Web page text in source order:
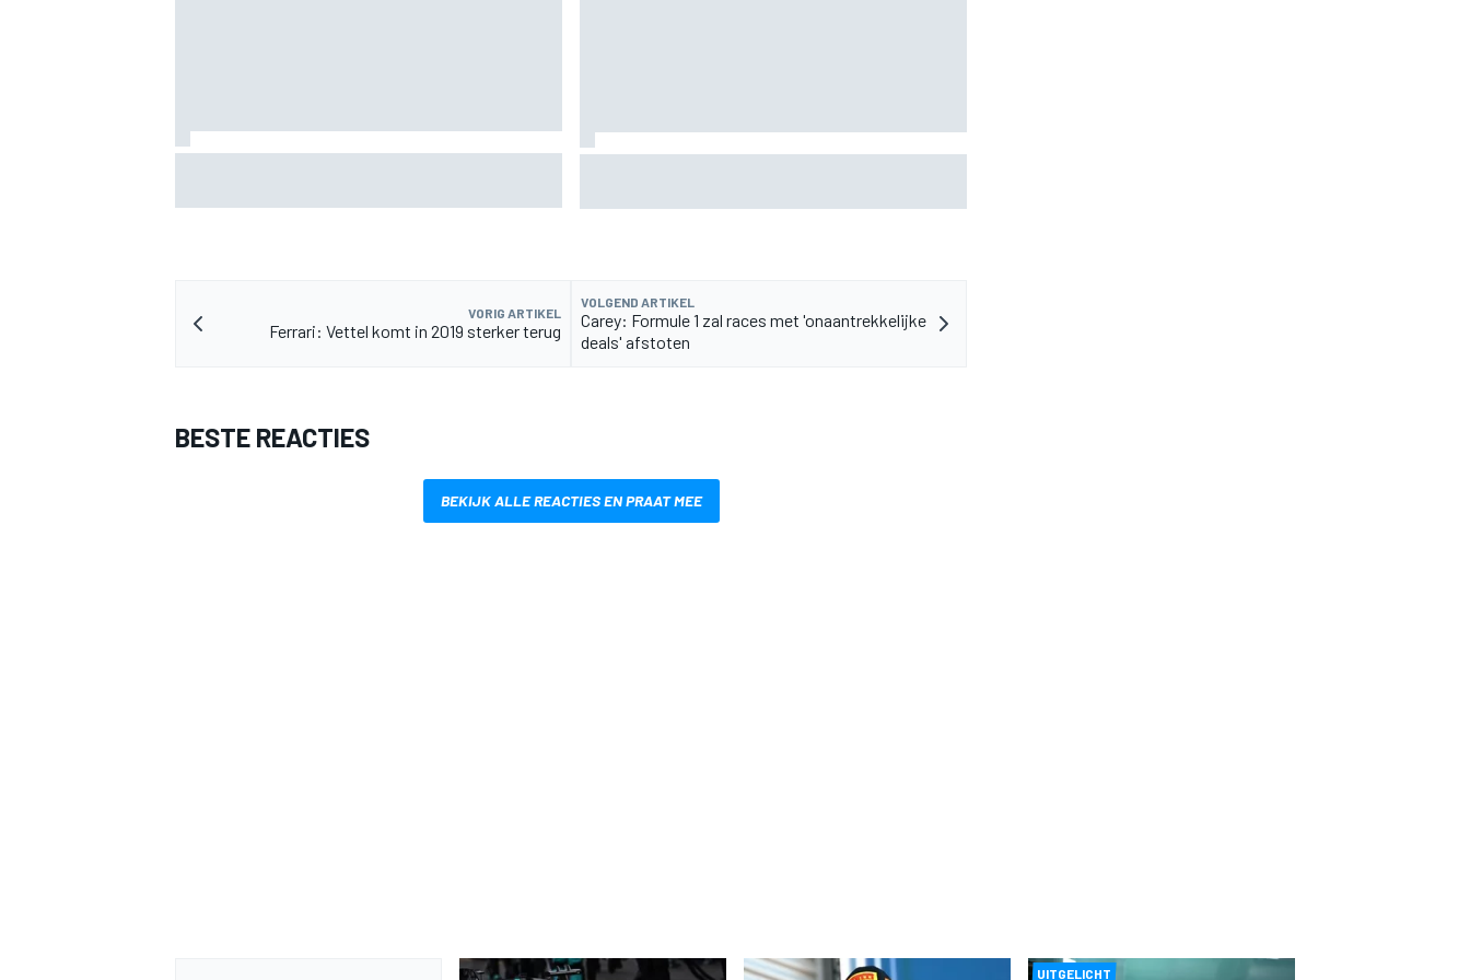
kwalificatie
VORIG ARTIKEL
Ferrari: Vettel komt in 2019 sterker terug
VOLGEND ARTIKEL
Carey: Formule 1 zal races met 'onaantrekkelijke
deals' afstoten
BESTE REACTIES
BEKIJK ALLE REACTIES EN PRAAT MEE
UITGELICHT